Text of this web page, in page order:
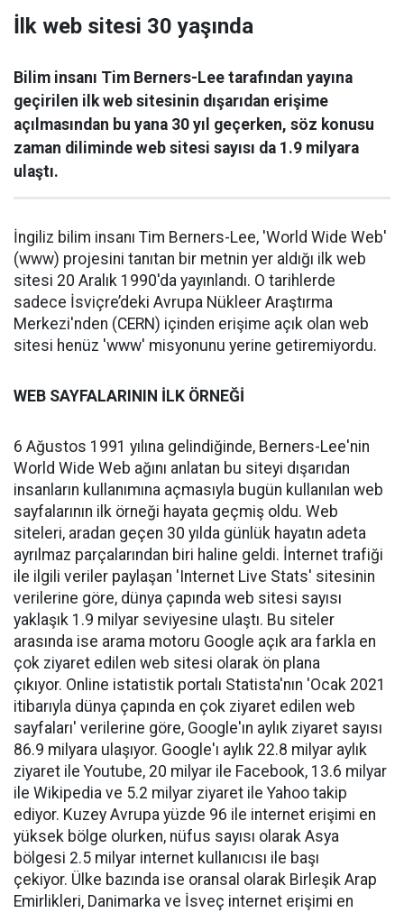
İlk web sitesi 30 yaşında
Bilim insanı Tim Berners-Lee tarafından yayına
geçirilen ilk web sitesinin dışarıdan erişime
açılmasından bu yana 30 yıl geçerken, söz konusu
zaman diliminde web sitesi sayısı da 1.9 milyara
ulaştı.
İngiliz bilim insanı Tim Berners-Lee, 'World Wide Web'
(www) projesini tanıtan bir metnin yer aldığı ilk web
sitesi 20 Aralık 1990'da yayınlandı. O tarihlerde
sadece İsviçre’deki Avrupa Nükleer Araştırma
Merkezi'nden (CERN) içinden erişime açık olan web
sitesi henüz 'www' misyonunu yerine getiremiyordu.
WEB SAYFALARININ İLK ÖRNEĞİ
6 Ağustos 1991 yılına gelindiğinde, Berners-Lee'nin
World Wide Web ağını anlatan bu siteyi dışarıdan
insanların kullanımına açmasıyla bugün kullanılan web
sayfalarının ilk örneği hayata geçmiş oldu. Web
siteleri, aradan geçen 30 yılda günlük hayatın adeta
ayrılmaz parçalarından biri haline geldi. İnternet trafiği
ile ilgili veriler paylaşan 'Internet Live Stats' sitesinin
verilerine göre, dünya çapında web sitesi sayısı
yaklaşık 1.9 milyar seviyesine ulaştı. Bu siteler
arasında ise arama motoru Google açık ara farkla en
çok ziyaret edilen web sitesi olarak ön plana
çıkıyor. Online istatistik portalı Statista'nın 'Ocak 2021
itibarıyla dünya çapında en çok ziyaret edilen web
sayfaları' verilerine göre, Google'ın aylık ziyaret sayısı
86.9 milyara ulaşıyor. Google'ı aylık 22.8 milyar aylık
ziyaret ile Youtube, 20 milyar ile Facebook, 13.6 milyar
ile Wikipedia ve 5.2 milyar ziyaret ile Yahoo takip
ediyor. Kuzey Avrupa yüzde 96 ile internet erişimi en
yüksek bölge olurken, nüfus sayısı olarak Asya
bölgesi 2.5 milyar internet kullanıcısı ile başı
çekiyor. Ülke bazında ise oransal olarak Birleşik Arap
Emirlikleri, Danimarka ve İsveç internet erişimi en